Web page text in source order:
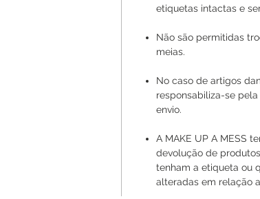
etiquetas intactas e
Não são permitidas
meias.
No caso de artigos
responsabiliza-se
envio.
A MAKE UP A MESS
devolução de
tenham a etiqueta ou
alteradas em relação